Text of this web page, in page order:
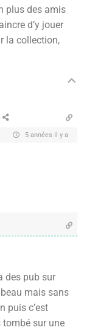
plus des amis
d’y jouer
la collection,
5 années il y a
des pub sur
mais sans
puis c’est
sur une